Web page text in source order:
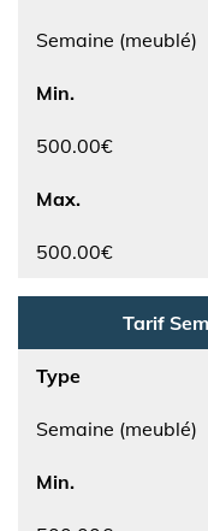
Semaine (meublé)
Min.
500.00€
Max.
500.00€
Tarif
Type
Semaine (meublé)
Min.